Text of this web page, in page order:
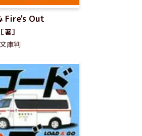
Fire's Out
著］
庫判